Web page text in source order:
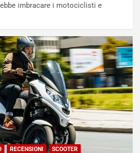
imbracare i motociclisti e
RECENSIONI SCOOTER